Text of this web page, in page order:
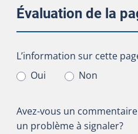
Évaluation de la
L’information sur cette
L’information sur cette
Oui
Non
Avez-vous un
un problème à signaler?